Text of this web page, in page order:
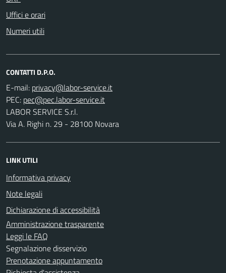
Uffici e orari
Numeri utili
CONTATTI D.P.O.
E-mail:
PEC:
LABOR SERVICE S.r.l.
Via A. Righi n. 29 - 28100 Novara
LINK UTILI
Informativa privacy
Note legali
Dichiarazione di accessibilità
Amministrazione trasparente
Leggi le FAQ
Segnalazione disservizio
Prenotazione appuntamento